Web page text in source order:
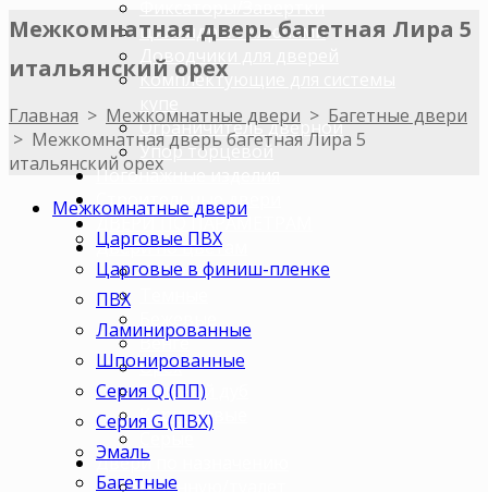
Цилиндры с ключами
Доводчики для дверей
Комплектующие для системы
Ограничитель дверной
Упор торцевой
Погонажные изделия
Строительные двери
ДВЕРИ ПО ПАРАМЕТРАМ
Двери по цветам
Светлые
Венге
Орех
Беленый дуб
Коричневые
Серые
Двери по назначению
В ванную/туалет
Межкомнатная дверь багетная Лира 5
итальянский орех
Главная > Межкомнатные двери > Багетные двери
> Межкомнатная дверь багетная Лира 5
итальянский орех
Межкомнатные двери
Царговые ПВХ
Царговые в финиш-пленке
ПВХ
Ламинированные
Шпонированные
Серия Q (ПП)
Серия G (ПВХ)
Эмаль
Багетные